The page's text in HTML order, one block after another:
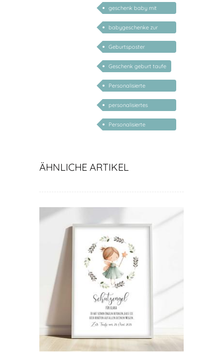
geschenk baby mit
namen
babygeschenke zur
geburt personalisiert
Geburtsposter
personalisiert mit Name
Geschenk geburt taufe
Personalisierte
Taufgeschenke
Mädchen
personalisiertes
Schutzengelbild
Personalisierte
ÄHNLICHE ARTIKEL